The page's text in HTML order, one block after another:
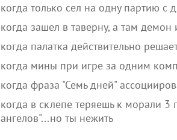
когда только сел на одну партию
когда зашел в таверну, а там
когда палатка действительно
когда мины при игре за одним
когда фраза "Семь дней"
когда в склепе теряешь к морали 3
ангелов"...но ты нежить